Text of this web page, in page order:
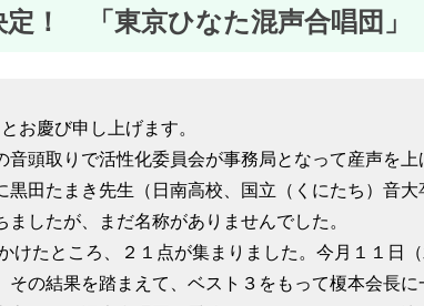
！ 「東京ひなた混声合唱団」
お慶び申し上げます。
頭取りで活性化委員会が事務局となって産声を上
田たまき先生（日南高校、国立（くにたち）音
したが、まだ名称がありませんでした。
たところ、２１点が集まりました。今月１１日
の結果を踏まえて、ベスト３をもって榎本会長